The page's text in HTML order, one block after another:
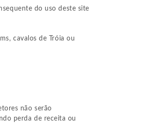
do uso deste site
cavalos de Tróia ou
não serão
perda de receita ou